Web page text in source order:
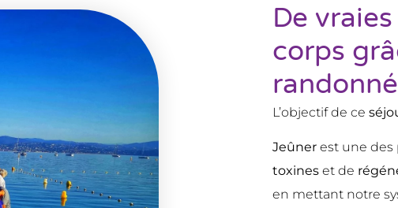
De
corps
L’objectif de ce
Jeûner est une des
toxineset de
en mettant notre